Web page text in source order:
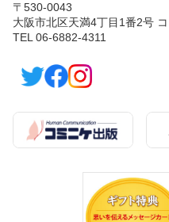
〒530-0043
大阪市北区天満4丁目1番2号
TEL 06-6882-4311